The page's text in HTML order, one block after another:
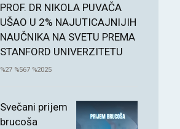
PROF. DR NIKOLA PUVAČA
UŠAO U 2% NAJUTICAJNIJIH
NAUČNIKA NA SVETU PREMA
STANFORD UNIVERZITETU
%27 %567 %2025
Svečani prijem
brucoša